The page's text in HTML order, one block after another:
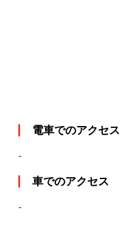
電車でのアクセス
-
車でのアクセス
-